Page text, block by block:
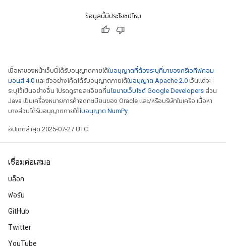
ข้อมูลนี้มีประโยชน์ไหม
เนื้อหาของหน้าเว็บนี้ได้รับอนุญาตภายใต้ใบอนุญาตที่ต้องระบุที่มาของครีเอทีฟคอม
มอนส์ 4.0 และตัวอย่างโค้ดได้รับอนุญาตภายใต้ใบอนุญาต Apache 2.0 เว้นแต่จะ
ระบุไว้เป็นอย่างอื่น โปรดดูรายละเอียดที่นโยบายเว็บไซต์ Google Developers ส่วน
Java เป็นเครื่องหมายการค้าจดทะเบียนของ Oracle และ/หรือบริษัทในเครือ เนื้อหา
บางส่วนได้รับอนุญาตภายใต้ใบอนุญาต NumPy
อัปเดตล่าสุด 2025-07-27 UTC
เชื่อมต่อเสมอ
บล็อก
ฟอรัม
GitHub
Twitter
YouTube